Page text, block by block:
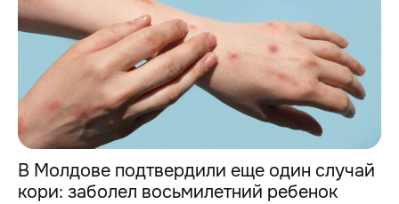
В Молдове подтвердили еще один случай
кори: заболел восьмилетний ребенок